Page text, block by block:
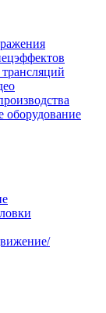
оборудование